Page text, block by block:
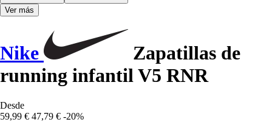
Ver más
Nike
Zapatillas de
running infantil V5 RNR
Desde
59,99 € 47,79 € -20%